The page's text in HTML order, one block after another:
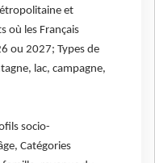
et
où les Français
ou 2027; Types de
lac, campagne,
socio-
Catégories